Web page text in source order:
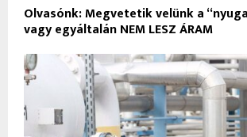
Olvasónk: Megvetetik velünk a
vagy egyáltalán NEM LESZ ÁRAM